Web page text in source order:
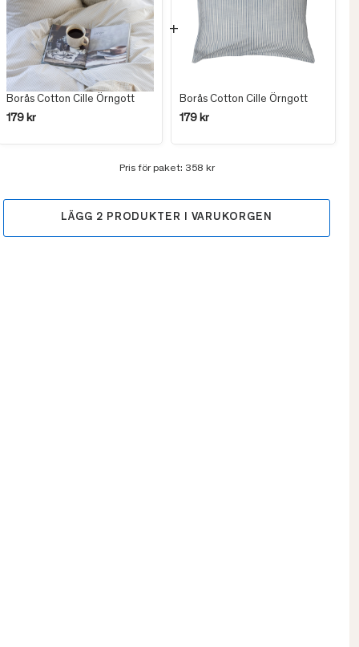
Borås Cotton Cille Örngott
179 kr
Borås Cotton Cille Örngott
179 kr
Pris för paket: 358 kr
LÄGG 2 PRODUKTER I VARUKORGEN